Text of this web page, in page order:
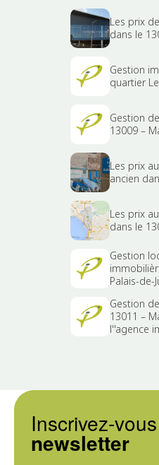
Les prix
dans le
Gestion
quartier
Gestion
13009 –
Les prix
ancien
Les prix
dans le
Gestion
Palais-de-
Gestion
13011 –
l''agence
Inscrivez-
newsletter